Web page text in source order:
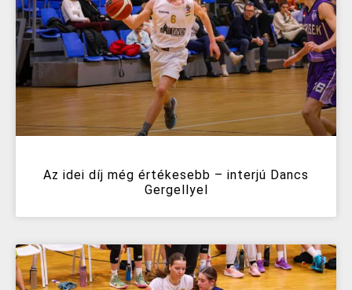
Az idei díj még értékesebb – interjú Dancs
Gergellyel